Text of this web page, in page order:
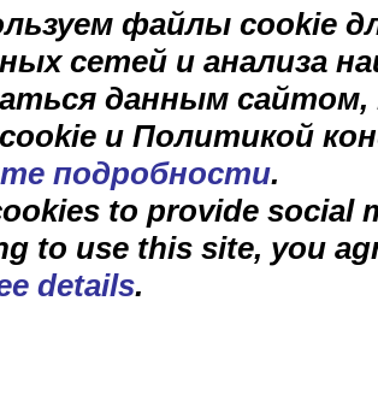
файлы cookie
сетей и анализа
данным
и Политикой
подробности.
to provide social
to use this site, you
details.